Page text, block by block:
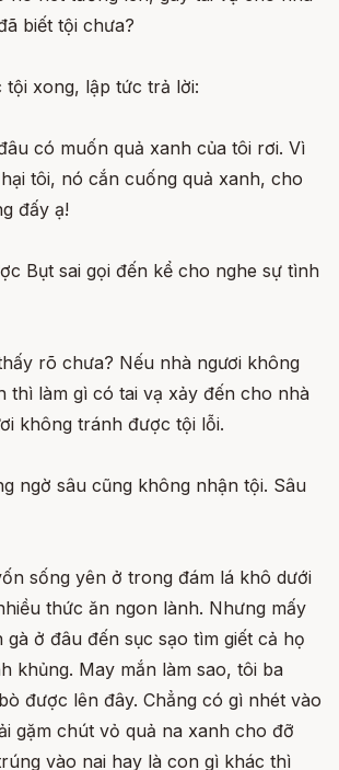
biết tội chưa?
tội xong, lập tức trả lời:
có muốn quả xanh của tôi rơi. Vì
tôi, nó cắn cuống quả xanh, cho
đấy ạ!
Bụt sai gọi đến kể cho nghe sự tình
rõ chưa? Nếu nhà ngươi không
thì làm gì có tai vạ xảy đến cho nhà
không tránh được tội lỗi.
ngờ sâu cũng không nhận tội. Sâu
sống yên ở trong đám lá khô dưới
thức ăn ngon lành. Nhưng mấy
ở đâu đến sục sạo tìm giết cả họ
khủng. May mắn làm sao, tôi ba
được lên đây. Chẳng có gì nhét vào
gặm chút vỏ quả na xanh cho đỡ
vào nai hay là con gì khác thì